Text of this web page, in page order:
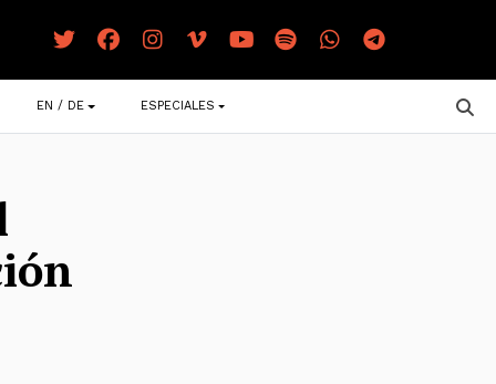
EN / DE ESPECIALES